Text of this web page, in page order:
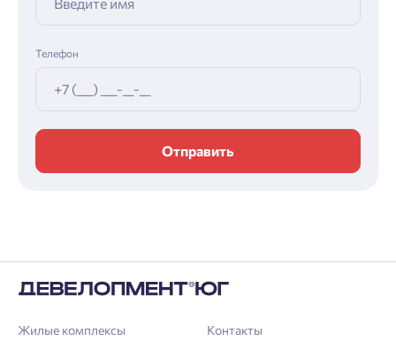
Телефон
Отправить
Жилые комплексы Контакты